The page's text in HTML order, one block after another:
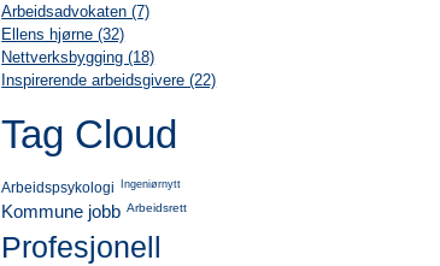
Arbeidsadvokaten (7)
Ellens hjørne (32)
Nettverksbygging (18)
Inspirerende arbeidsgivere (22)
Tag Cloud
Arbeidspsykologi Ingeniørnytt
Kommune jobb Arbeidsrett
Profesjonell